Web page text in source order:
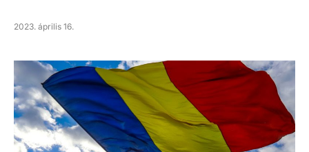
2023. április 16.